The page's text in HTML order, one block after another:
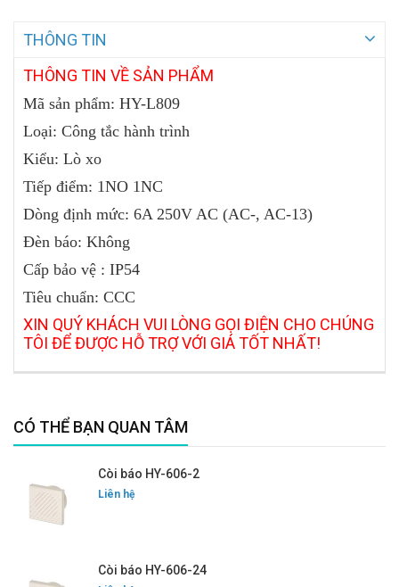
THÔNG TIN
THÔNG TIN VỀ SẢN PHẨM
Mã sản phẩm: HY-L809
Loại: Công tắc hành trình
Kiểu: Lò xo
Tiếp điểm: 1NO 1NC
Dòng định mức: 6A 250V AC (AC-, AC-13)
Đèn báo: Không
Cấp bảo vệ : IP54
Tiêu chuẩn: CCC
XIN QUÝ KHÁCH VUI LÒNG GỌI ĐIỆN CHO CHÚNG
TÔI ĐỂ ĐƯỢC HỖ TRỢ VỚI GIÁ TỐT NHẤT!
CÓ THỂ BẠN QUAN TÂM
Còi báo HY-606-2
Liên hệ
Còi báo HY-606-24